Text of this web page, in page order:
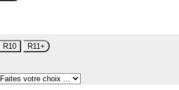
R10 R11+